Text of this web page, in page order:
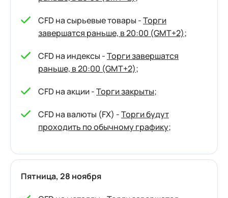
CFD на сырьевые товары -Торги
завершатся раньше, в 20:00 (GMT+2);
CFD на индексы -Торги завершатся
раньше, в 20:00 (GMT+2);
CFD на акции -Торги закрыты;
CFD на валюты (FX) -Торги будут
проходить по обычному графику;
Пятница, 28 ноября